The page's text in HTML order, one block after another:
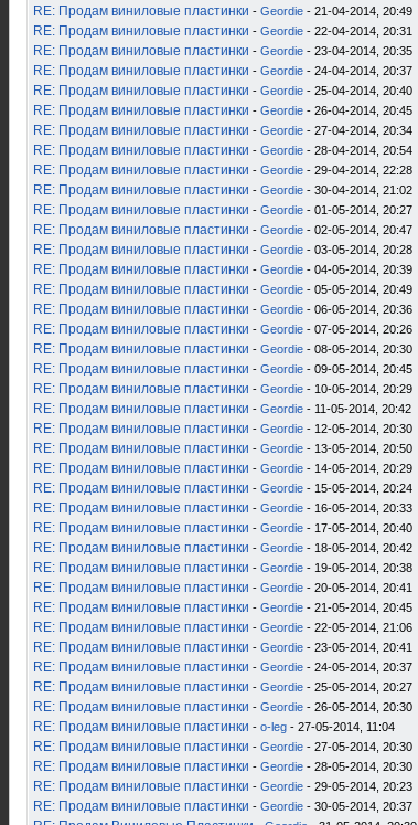
RE: Продам виниловые пластинки - Geordie - 21-04-2014, 20:49
RE: Продам виниловые пластинки - Geordie - 22-04-2014, 20:31
RE: Продам виниловые пластинки - Geordie - 23-04-2014, 20:35
RE: Продам виниловые пластинки - Geordie - 24-04-2014, 20:37
RE: Продам виниловые пластинки - Geordie - 25-04-2014, 20:40
RE: Продам виниловые пластинки - Geordie - 26-04-2014, 20:45
RE: Продам виниловые пластинки - Geordie - 27-04-2014, 20:34
RE: Продам виниловые пластинки - Geordie - 28-04-2014, 20:54
RE: Продам виниловые пластинки - Geordie - 29-04-2014, 22:28
RE: Продам виниловые пластинки - Geordie - 30-04-2014, 21:02
RE: Продам виниловые пластинки - Geordie - 01-05-2014, 20:27
RE: Продам виниловые пластинки - Geordie - 02-05-2014, 20:47
RE: Продам виниловые пластинки - Geordie - 03-05-2014, 20:28
RE: Продам виниловые пластинки - Geordie - 04-05-2014, 20:39
RE: Продам виниловые пластинки - Geordie - 05-05-2014, 20:49
RE: Продам виниловые пластинки - Geordie - 06-05-2014, 20:36
RE: Продам виниловые пластинки - Geordie - 07-05-2014, 20:26
RE: Продам виниловые пластинки - Geordie - 08-05-2014, 20:30
RE: Продам виниловые пластинки - Geordie - 09-05-2014, 20:45
RE: Продам виниловые пластинки - Geordie - 10-05-2014, 20:29
RE: Продам виниловые пластинки - Geordie - 11-05-2014, 20:42
RE: Продам виниловые пластинки - Geordie - 12-05-2014, 20:30
RE: Продам виниловые пластинки - Geordie - 13-05-2014, 20:50
RE: Продам виниловые пластинки - Geordie - 14-05-2014, 20:29
RE: Продам виниловые пластинки - Geordie - 15-05-2014, 20:24
RE: Продам виниловые пластинки - Geordie - 16-05-2014, 20:33
RE: Продам виниловые пластинки - Geordie - 17-05-2014, 20:40
RE: Продам виниловые пластинки - Geordie - 18-05-2014, 20:42
RE: Продам виниловые пластинки - Geordie - 19-05-2014, 20:38
RE: Продам виниловые пластинки - Geordie - 20-05-2014, 20:41
RE: Продам виниловые пластинки - Geordie - 21-05-2014, 20:45
RE: Продам виниловые пластинки - Geordie - 22-05-2014, 21:06
RE: Продам виниловые пластинки - Geordie - 23-05-2014, 20:41
RE: Продам виниловые пластинки - Geordie - 24-05-2014, 20:37
RE: Продам виниловые пластинки - Geordie - 25-05-2014, 20:27
RE: Продам виниловые пластинки - Geordie - 26-05-2014, 20:30
RE: Продам виниловые пластинки - o-leg - 27-05-2014, 11:04
RE: Продам виниловые пластинки - Geordie - 27-05-2014, 20:30
RE: Продам виниловые пластинки - Geordie - 28-05-2014, 20:30
RE: Продам виниловые пластинки - Geordie - 29-05-2014, 20:23
RE: Продам виниловые пластинки - Geordie - 30-05-2014, 20:37